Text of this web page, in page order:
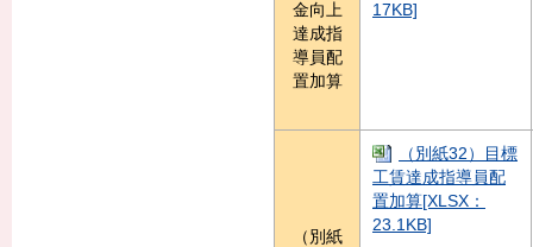
金向上
達成指
導員配
置加算
17KB]
（別紙
（別紙32）目標
工賃達成指導員配
置加算[XLSX：
23.1KB]